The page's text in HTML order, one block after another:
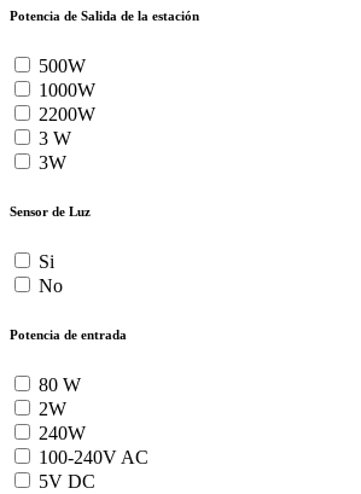
Potencia de Salida de la estación
500W
1000W
2200W
3 W
3W
Sensor de Luz
Si
No
Potencia de entrada
80 W
2W
240W
100-240V AC
5V DC